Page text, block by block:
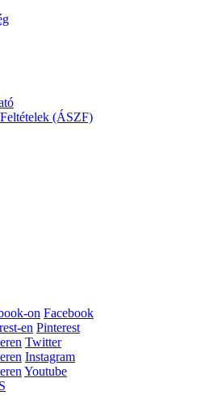
(ÁSZF)
Facebook
Pinterest
Twitter
Instagram
Youtube